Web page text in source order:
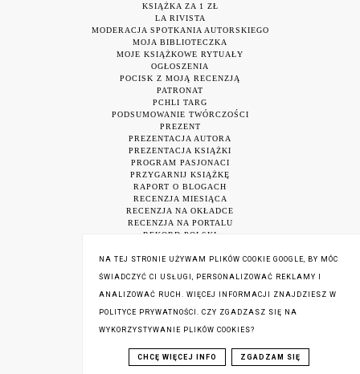
KSIĄŻKA ZA 1 ZŁ
LA RIVISTA
MODERACJA SPOTKANIA AUTORSKIEGO
MOJA BIBLIOTECZKA
MOJE KSIĄŻKOWE RYTUAŁY
OGŁOSZENIA
POCISK Z MOJĄ RECENZJĄ
PATRONAT
PCHLI TARG
PODSUMOWANIE TWÓRCZOŚCI
PREZENT
PREZENTACJA AUTORA
PREZENTACJA KSIĄŻKI
PROGRAM PASJONACI
PRZYGARNIJ KSIĄŻKĘ
RAPORT O BLOGACH
RECENZJA MIESIĄCA
RECENZJA NA OKŁADCE
RECENZJA NA PORTALU
REKORD POLSKI
SALON CIEKAWEJ KSIĄŻKI
SKLEP Z CYTATAMI
SPOTKANIE AUTORSKIE
SPOTKANIE AUTORSKIE ONLINE
UNBOXING
W PIEKARNI W CUKIERNI
WARSZAWSKIE TARGI KSIĄŻKI
NA TEJ STRONIE UŻYWAM PLIKÓW COOKIE GOOGLE, BY MÓC
ŚWIADCZYĆ CI USŁUGI, PERSONALIZOWAĆ REKLAMY I
ANALIZOWAĆ RUCH. WIĘCEJ INFORMACJI ZNAJDZIESZ W
POLITYCE PRYWATNOŚCI. CZY ZGADZASZ SIĘ NA
WYKORZYSTYWANIE PLIKÓW COOKIES?
CHCĘ WIĘCEJ INFO ZGADZAM SIĘ